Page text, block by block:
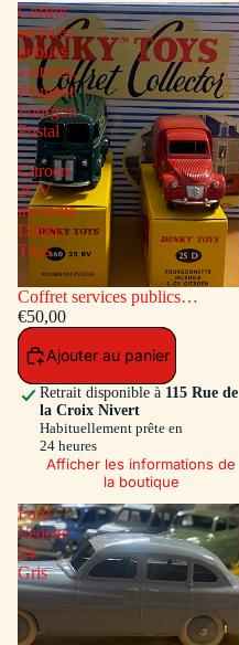
Coffret
services
publics
voitures:
Peugeot
Fourgon
Postal
-
Citroen
2CV
incendie
Dinky
Toys
Coffret services publics
voitures: Peugeot Fourgon
Postal - Citroen 2CV incendie
Dinky Toys
€50,00
Ajouter au panier
Retrait disponible à 115 Rue de
la Croix Nivert
Habituellement prête en
24 heures
Afficher les informations de
la boutique
Ford
Vedette
54
Gris